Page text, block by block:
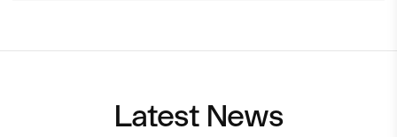
Latest News